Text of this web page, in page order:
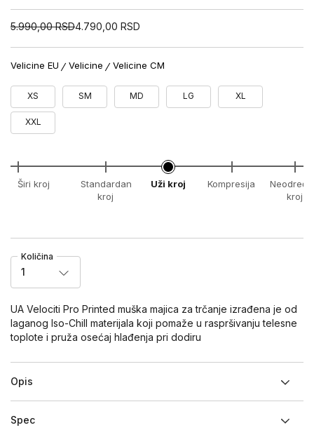
5.990,00 RSD4.790,00 RSD
Velicine EU Velicine Velicine CM
XS SM MD LG XL
XXL
Širi kroj
Standardan
kroj
Uži kroj Kompresija
kroj
Količina
1
UA Velociti Pro Printed muška majica za trčanje izrađena je od
laganog Iso-Chill materijala koji pomaže u raspršivanju telesne
toplote i pruža osećaj hlađenja pri dodiru
Opis
Spec